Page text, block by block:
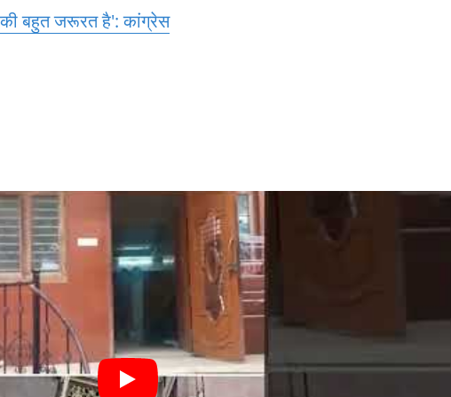
की बहुत जरूरत है': कांग्रेस